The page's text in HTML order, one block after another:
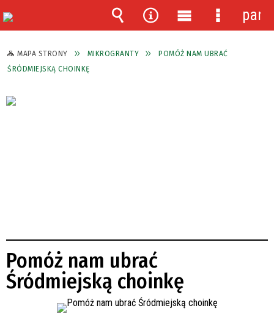
MAPA STRONY MIKROGRANTY
POMÓŻ NAM UBRAĆ
ŚRÓDMIEJSKĄ CHOINKĘ
Pomóż nam ubrać
Śródmiejską choinkę
Wyszukiwarka
Narzędzia
Menu
główne
Menu